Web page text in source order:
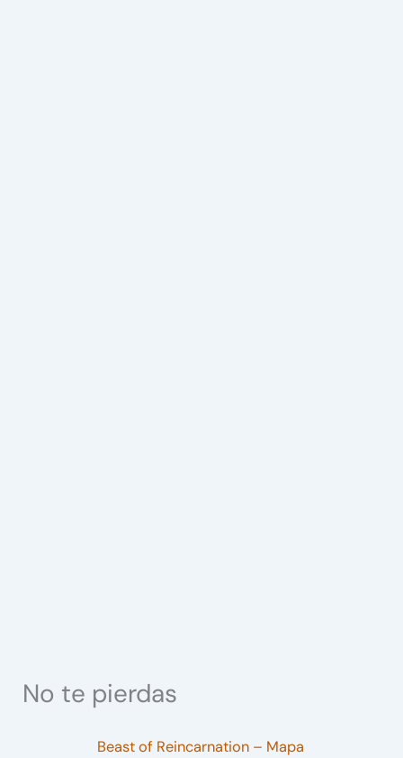
No te pierdas
Beast of Reincarnation – Mapa